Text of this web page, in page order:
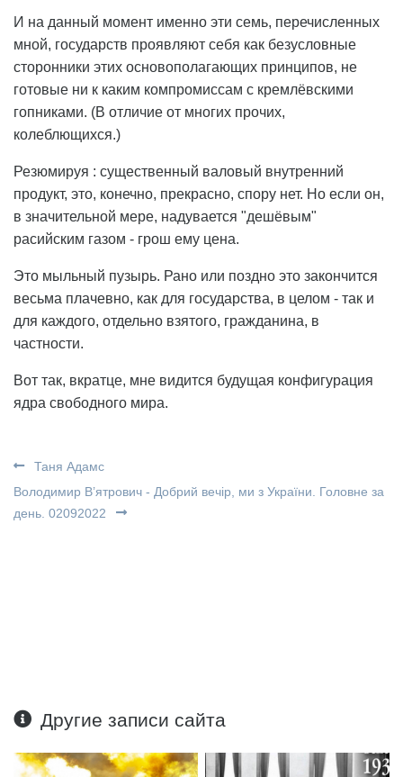
И на данный момент именно эти семь, перечисленных
мной, государств проявляют себя как безусловные
сторонники этих основополагающих принципов, не
готовые ни к каким компромиссам с кремлёвскими
гопниками. (В отличие от многих прочих,
колеблющихся.)
Резюмируя : существенный валовый внутренний
продукт, это, конечно, прекрасно, спору нет. Но если он,
в значительной мере, надувается "дешёвым"
расийским газом - грош ему цена.
Это мыльный пузырь. Рано или поздно это закончится
весьма плачевно, как для государства, в целом - так и
для каждого, отдельно взятого, гражданина, в
частности.
Вот так, вкратце, мне видится будущая конфигурация
ядра свободного мира.
Таня Адамс
Володимир В’ятрович - Добрий вечір, ми з України. Головне за
день. 02092022
Другие записи сайта